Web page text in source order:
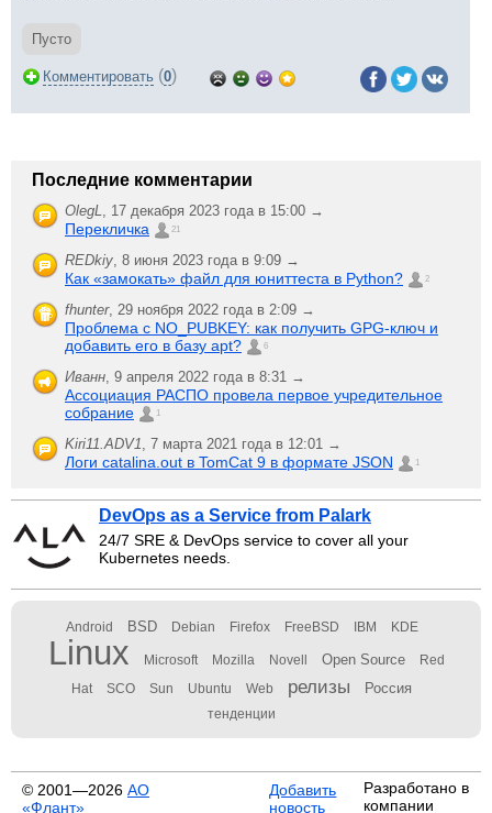
Пусто
Комментировать (0)
Последние комментарии
OlegL, 17 декабря 2023 года в 15:00 →
Перекличка 21
REDkiy, 8 июня 2023 года в 9:09 →
Как «замокать» файл для юниттеста в Python? 2
fhunter, 29 ноября 2022 года в 2:09 →
Проблема с NO_PUBKEY: как получить GPG-ключ и
добавить его в базу apt?
6
Иванн, 9 апреля 2022 года в 8:31 →
Ассоциация РАСПО провела первое учредительное
собрание
1
Kiri11.ADV1, 7 марта 2021 года в 12:01 →
Логи catalina.out в TomCat 9 в формате JSON 1
DevOps as a Service from Palark
24/7 SRE & DevOps service to cover all your
Kubernetes needs.
Android BSD Debian Firefox FreeBSD IBM KDE
Linux Microsoft Mozilla Novell Open Source Red
Hat SCO Sun Ubuntu Web релизы Россия
тенденции
© 2001—2026 АО
«Флант»
Добавить
новость
Разработано в
компании